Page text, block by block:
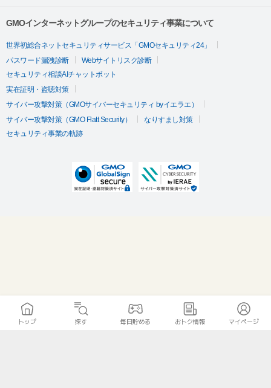
GMOインターネットグループのセキュリティ事業について
世界初総合ネットセキュリティサービス「GMOセキュリティ24」
パスワード漏洩診断
Webサイトリスク診断
セキュリティ相談AIチャットボット
実在証明・盗聴対策
サイバー攻撃対策（GMOサイバーセキュリティ byイエラエ）
サイバー攻撃対策（GMO Flatt Security）
なりすまし対策
セキュリティ事業の軌跡
トップ 探す 毎日貯める おトク情報 マイページ